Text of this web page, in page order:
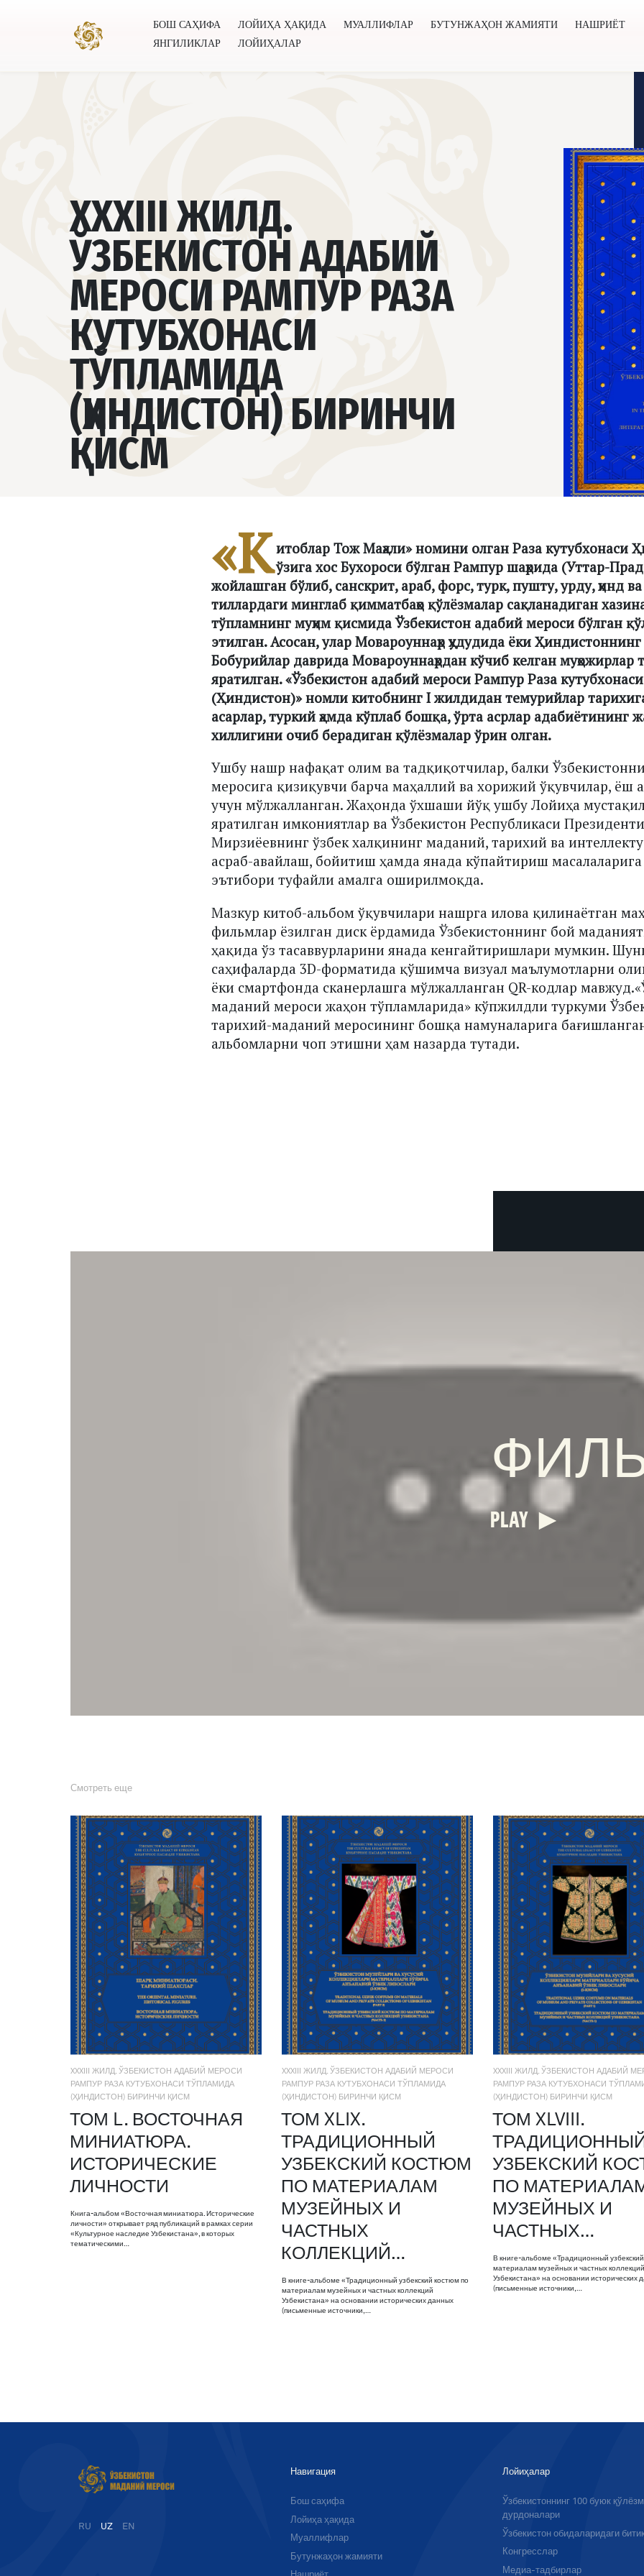
БОШ САҲИФА ЛОЙИҲА ҲАҚИДА МУАЛЛИФЛАР БУТУНЖАҲОН ЖАМИЯТИ
НАШРИЁТ
ЯНГИЛИКЛАР
ЛОЙИҲАЛАР
XXXIII ЖИЛД.
ЎЗБЕКИСТОН АДАБИЙ
МЕРОСИ РАМПУР РАЗА
КУТУБХОНАСИ
ТЎПЛАМИДА
(ҲИНДИСТОН) БИРИНЧИ
ҚИСМ
«Китоблар Тож Маҳали» номини олган Раза кутубхонаси
ўзига хос Бухороси бўлган Рампур шаҳрида (Уттар-
жойлашган бўлиб, санскрит, араб, форс, турк, пушту, урду, ҳинд
тиллардаги минглаб қимматбаҳо қўлёзмалар сақланадиган
тўпламнинг муҳим қисмида Ўзбекистон адабий мероси бўлган
этилган. Асосан, улар Мовароуннаҳр ҳудудида ёки
Бобурийлар даврида Мовароуннаҳрдан кўчиб келган муҳожирлар
яратилган. «Ўзбекистон адабий мероси Рампур Раза
(Ҳиндистон)» номли китобнинг I жилдидан темурийлар
асарлар, туркий ҳамда кўплаб бошқа, ўрта асрлар адабиётининг
хиллигини очиб берадиган қўлёзмалар ўрин олган.
Ушбу нашр нафақат олим ва тадқиқотчилар, балки
меросига қизиқувчи барча маҳаллий ва хорижий ўқувчилар, ёш
учун мўлжалланган. Жаҳонда ўхшаши йўқ ушбу Лойиҳа
яратилган имкониятлар ва Ўзбекистон Республикаси
Мирзиёевнинг ўзбек халқининг маданий, тарихий ва
асраб-авайлаш, бойитиш ҳамда янада кўпайтириш
эътибори туфайли амалга оширилмоқда.
Мазкур китоб-альбом ўқувчилари нашрга илова қилинаётган
фильмлар ёзилган диск ёрдамида Ўзбекистоннинг бой
ҳақида ўз тасаввурларини янада кенгайтиришлари мумкин.
саҳифаларда 3D-форматида қўшимча визуал маълумотларни
ёки смартфонда сканерлашга мўлжалланган QR-кодлар
маданий мероси жаҳон тўпламларида» кўпжилдли туркуми
тарихий-маданий меросининг бошқа намуналарига
альбомларни чоп этишни ҳам назарда тутади.
PLAY
Смотреть еще
XXXIII ЖИЛД. ЎЗБЕКИСТОН АДАБИЙ МЕРОСИ
РАМПУР РАЗА КУТУБХОНАСИ ТЎПЛАМИДА
(ҲИНДИСТОН) БИРИНЧИ ҚИСМ
ТОМ L. ВОСТОЧНАЯ
МИНИАТЮРА.
ИСТОРИЧЕСКИЕ
ЛИЧНОСТИ
Книга-альбом «Восточная миниатюра. Исторические
личности» открывает ряд публикаций в рамках серии
«Культурное наследие Узбекистана», в которых
тематическими…
XXXIII ЖИЛД. ЎЗБЕКИСТОН АДАБИЙ МЕРОСИ
РАМПУР РАЗА КУТУБХОНАСИ ТЎПЛАМИДА
(ҲИНДИСТОН) БИРИНЧИ ҚИСМ
ТОМ XLIX.
ТРАДИЦИОННЫЙ
УЗБЕКСКИЙ КОСТЮМ
ПО МАТЕРИАЛАМ
МУЗЕЙНЫХ И
ЧАСТНЫХ
КОЛЛЕКЦИЙ…
В книге-альбоме «Традиционный узбекский костюм по
материалам музейных и частных коллекций
Узбекистана» на основании исторических данных
(письменные источники,…
XXXIII ЖИЛД. ЎЗБЕКИСТОН АДАБИЙ
РАМПУР РАЗА КУТУБХОНАСИ
(ҲИНДИСТОН) БИРИНЧИ ҚИСМ
ТОМ XLVIII.
УЗБЕКСКИЙ
ПО
МУЗЕЙНЫХ И
ЧАСТНЫХ…
В книге-альбоме «Традиционный
материалам музейных и частных коллекций
Узбекистана» на основании исторических
(письменные источники,…
RU UZ EN
Навигация
Бош саҳифа
Лойиҳа ҳақида
Муаллифлар
Бутунжаҳон жамияти
Лойиҳалар
Ўзбекистоннинг 100 буюк
дурдоналари
Ўзбекистон обидаларидаги
Конгресслар
Медиа-тадбирлар